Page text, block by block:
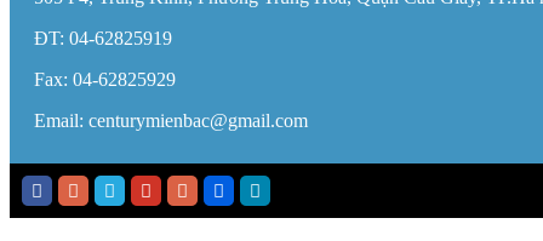
ĐT: 04-62825919
Fax: 04-62825929
Email: centurymienbac@gmail.com